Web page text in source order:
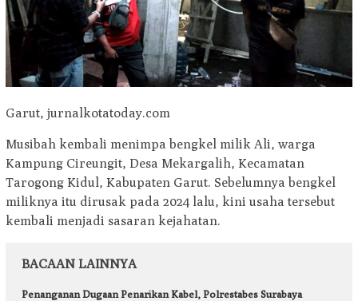
Garut, jurnalkotatoday.com
Musibah kembali menimpa bengkel milik Ali, warga
Kampung Cireungit, Desa Mekargalih, Kecamatan
Tarogong Kidul, Kabupaten Garut. Sebelumnya bengkel
miliknya itu dirusak pada 2024 lalu, kini usaha tersebut
kembali menjadi sasaran kejahatan.
BACAAN LAINNYA
Penanganan Dugaan Penarikan Kabel, Polrestabes Surabaya